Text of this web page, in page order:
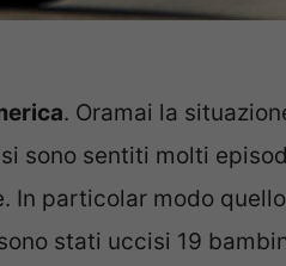
. Oramai la
sono sentiti molti
In particolar modo
stati uccisi 19